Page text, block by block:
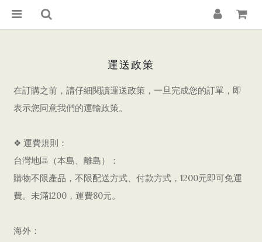
運送政策
在訂購之前，請仔細閱讀運送政策，一旦完成您的訂單，即
表示您同意我們的運輸政策。
❖ 運費規則：
台灣地區（本島、離島）：
購物不限產品，不限配送方式、付款方式，1200元即可免運
費。未滿1200，運費80元。
海外：